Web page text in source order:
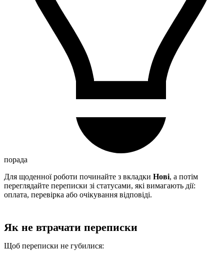
порада
Для щоденної роботи починайте з вкладки Нові, а потім
переглядайте переписки зі статусами, які вимагають дії:
оплата, перевірка або очікування відповіді.
Як не втрачати переписки
Щоб переписки не губилися: